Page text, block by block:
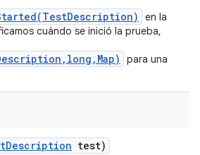
en la
cuándo se inició la prueba,
para una
Description test)